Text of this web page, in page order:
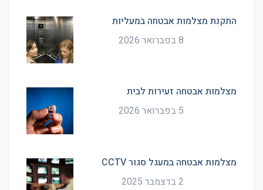
התקנת מצלמות אבטחה במעליות
8 בפברואר 2026
מצלמות אבטחה זעירות לבית
5 בפברואר 2026
מצלמות אבטחה במעגל סגור CCTV
2 בדצמבר 2025